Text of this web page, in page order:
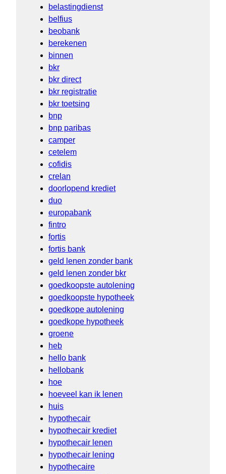
belastingdienst
belfius
beobank
berekenen
binnen
bkr
bkr direct
bkr registratie
bkr toetsing
bnp
bnp paribas
camper
cetelem
cofidis
crelan
doorlopend krediet
duo
europabank
fintro
fortis
fortis bank
geld lenen zonder bank
geld lenen zonder bkr
goedkoopste autolening
goedkoopste hypotheek
goedkope autolening
goedkope hypotheek
groene
heb
hello bank
hellobank
hoe
hoeveel kan ik lenen
huis
hypothecair
hypothecair krediet
hypothecair lenen
hypothecair lening
hypothecaire